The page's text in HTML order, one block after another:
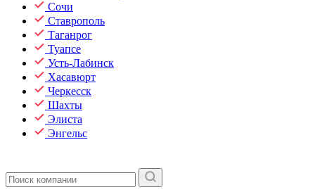
Сочи
Ставрополь
Таганрог
Туапсе
Усть-Лабинск
Хасавюрт
Черкесск
Шахты
Элиста
Энгельс